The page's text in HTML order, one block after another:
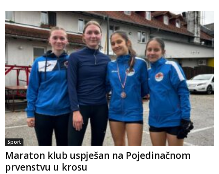
Sport
Maraton klub uspješan na Pojedinačnom
prvenstvu u krosu